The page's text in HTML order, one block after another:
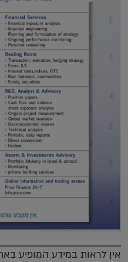
אין לראות במידע המופיע